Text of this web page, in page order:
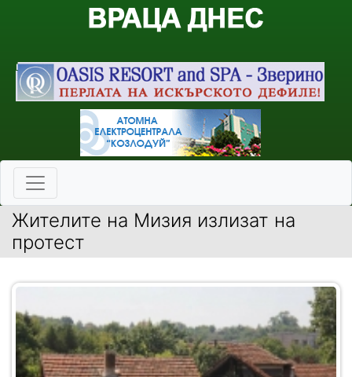
Жителите на Мизия излизат на
протест